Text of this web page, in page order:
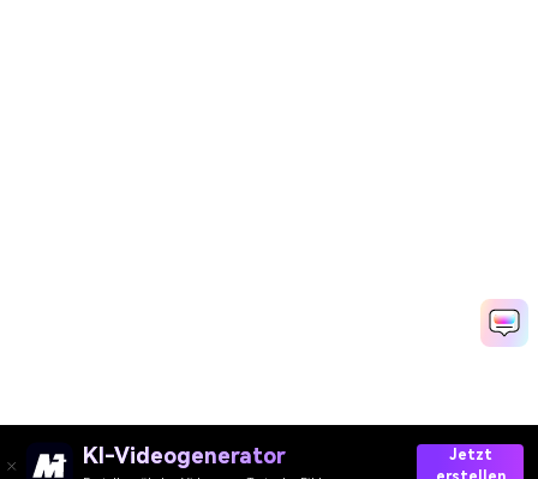
KI-Videogenerator
Jetzt